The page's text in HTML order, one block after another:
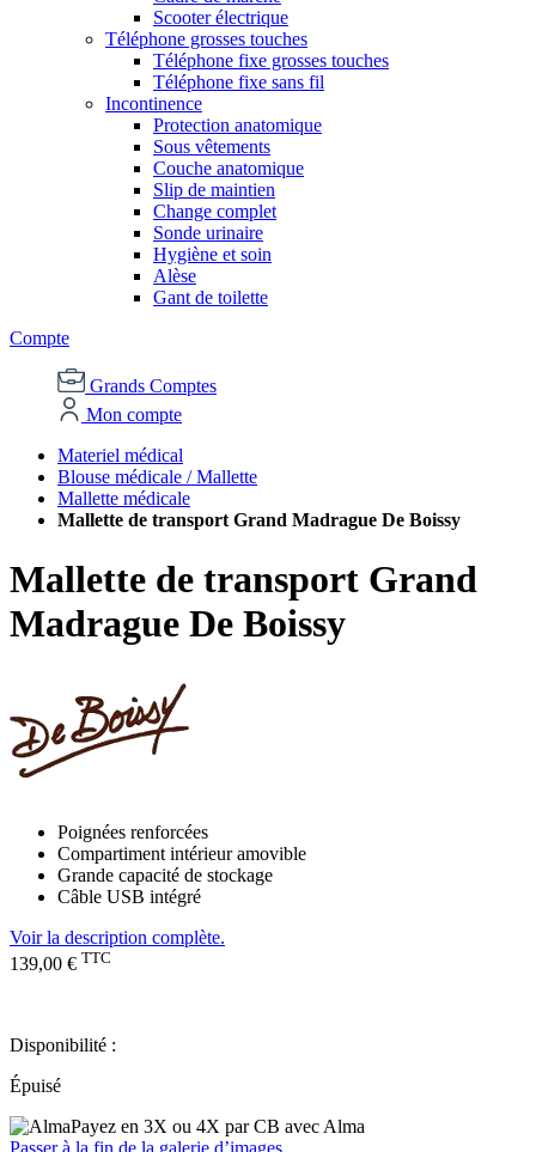
Scooter électrique
Téléphone grosses touches
Téléphone fixe grosses touches
Téléphone fixe sans fil
Incontinence
Protection anatomique
Sous vêtements
Couche anatomique
Slip de maintien
Change complet
Sonde urinaire
Hygiène et soin
Alèse
Gant de toilette
Compte
Grands Comptes
Mon compte
Materiel médical
Blouse médicale / Mallette
Mallette médicale
Mallette de transport Grand Madrague De Boissy
Mallette de transport Grand
Madrague De Boissy
Poignées renforcées
Compartiment intérieur amovible
Grande capacité de stockage
Câble USB intégré
Voir la description complète.
139,00 € TTC
Disponibilité :
Épuisé
Payez en 3X ou 4X par CB avec Alma